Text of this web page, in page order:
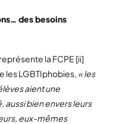
des besoins
la FCPE [ii]
les LGBTIphobies, « les
aient une
aussi bien envers leurs
eux-mêmes